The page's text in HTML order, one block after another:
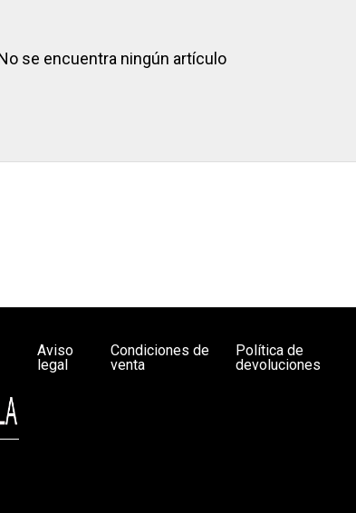
se encuentra ningún artículo
Aviso
legal
Condiciones de
venta
Política de
devoluciones